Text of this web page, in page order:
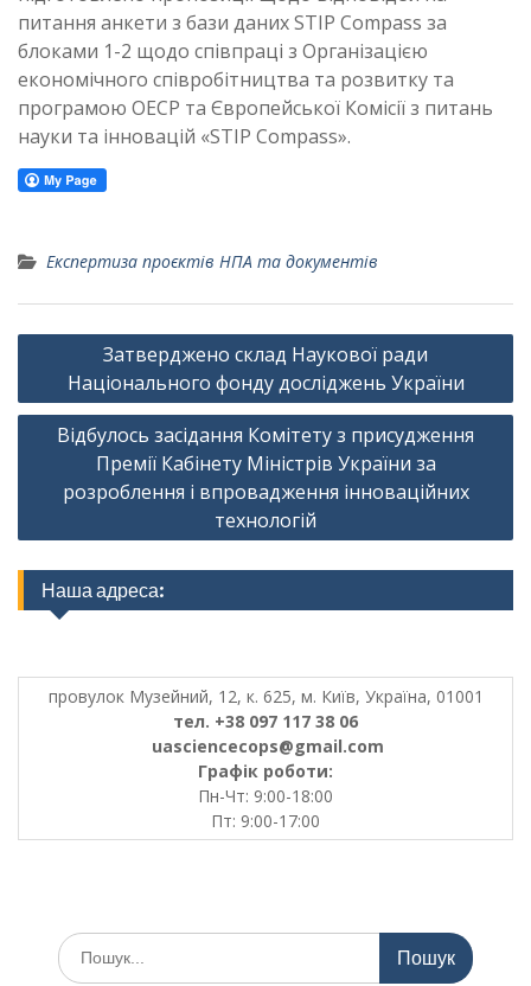
питання анкети з бази даних STIP Compass за
блоками 1-2 щодо співпраці з Організацією
економічного співробітництва та розвитку та
програмою ОЕСР та Європейської Комісії з питань
науки та інновацій «STIP Compass».
Експертиза проєктів НПА та документів
Навігація
записів
Затверджено склад Наукової ради
Національного фонду досліджень України
Відбулось засідання Комітету з присудження
Премії Кабінету Міністрів України за
розроблення і впровадження інноваційних
технологій
Наша адреса:
провулок Музейний, 12, к. 625, м. Київ, Україна, 01001
тел. +38 097 117 38 06
uasciencecops@gmail.com
Графік роботи:
Пн-Чт: 9:00-18:00
Пт: 9:00-17:00
Шукати: